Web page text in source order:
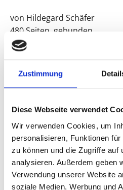
Zustimmung
Diese Webseite verwendet
Wir verwenden Cookies, um
personalisieren, Funktionen
zu können und die Zugriffe auf
analysieren. Außerdem geben
Verwendung unserer Website
soziale Medien, Werbung und
von Hildegard Schäfer
480 Seiten, gebunden
Drei Eichen Verlag, 1993
ISBN 3-7699-0539-3
DIALOG MIT CLAUDIUS
Neue Jenseitskontakte
von Hildegard Schäfer
471 Seiten, gebunden
Drei Eichen Verlag, 1995
ISBN 3-7699-0552-0